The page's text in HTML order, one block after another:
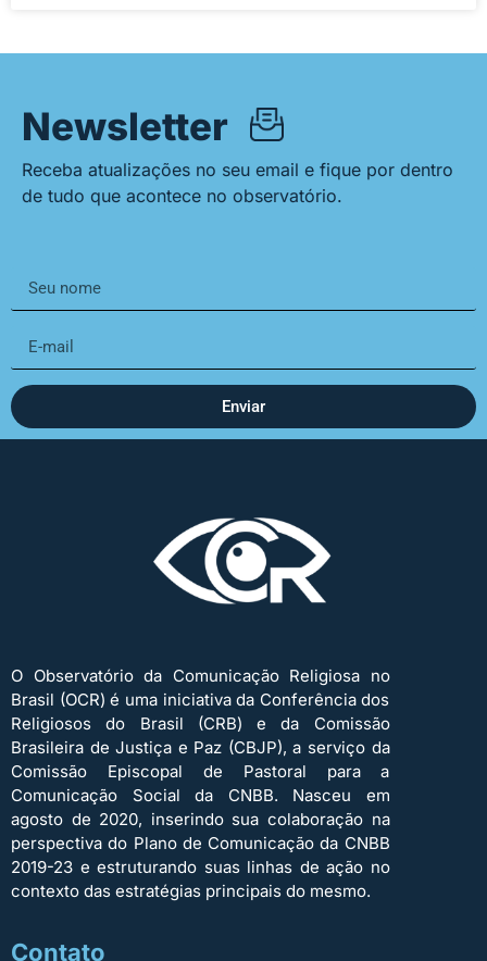
Newsletter
Receba atualizações no seu email e fique por dentro
de tudo que acontece no observatório.
Enviar
O Observatório da Comunicação Religiosa no
Brasil (OCR) é uma iniciativa da Conferência dos
Religiosos do Brasil (CRB) e da Comissão
Brasileira de Justiça e Paz (CBJP), a serviço da
Comissão Episcopal de Pastoral para a
Comunicação Social da CNBB. Nasceu em
agosto de 2020, inserindo sua colaboração na
perspectiva do Plano de Comunicação da CNBB
2019-23 e estruturando suas linhas de ação no
contexto das estratégias principais do mesmo.
Contato